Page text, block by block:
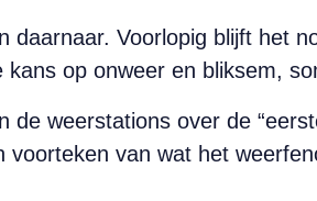
daarnaar. Voorlopig blijft het
kans op onweer en bliksem,
de weerstations over de
voorteken van wat het